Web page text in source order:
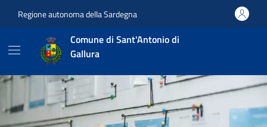
Regione autonoma della Sardegna
Comune di Sant'Antonio di
Gallura